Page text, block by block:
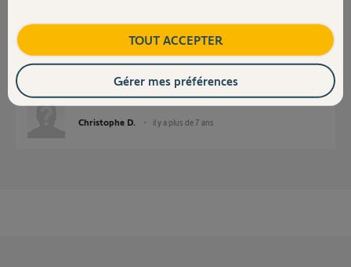
Il est impossible de programmer l'arrêt de la somfy one avec la touche
configurer l'arrêt de la Somfy one sur un des boutons Partiel.
Christophe D. il y a plus de 7 ans
TOUT ACCEPTER
Gérer mes préférences